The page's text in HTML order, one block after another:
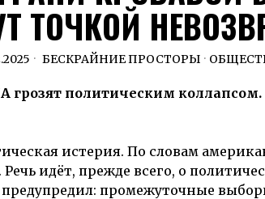
ТОЧКОЙ
БЕСКРАЙНИЕ ПРОСТОРЫ ·
политическим
истерия. По словам
идёт, прежде всего, о
промежуточные